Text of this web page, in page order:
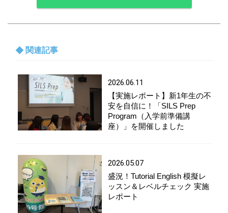
関連記事
2026.06.11
【実施レポート】新1年生の不
安を自信に！「SILS Prep
Program（入学前準備講
座）」を開催しました
2026.05.07
盛況！Tutorial English 模擬レ
ッスン＆レベルチェック 実施
レポート